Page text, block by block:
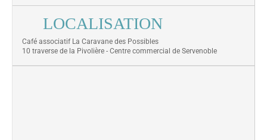
LOCALISATION
Café associatif La Caravane des Possibles
10 traverse de la Pivolière - Centre commercial de Servenoble